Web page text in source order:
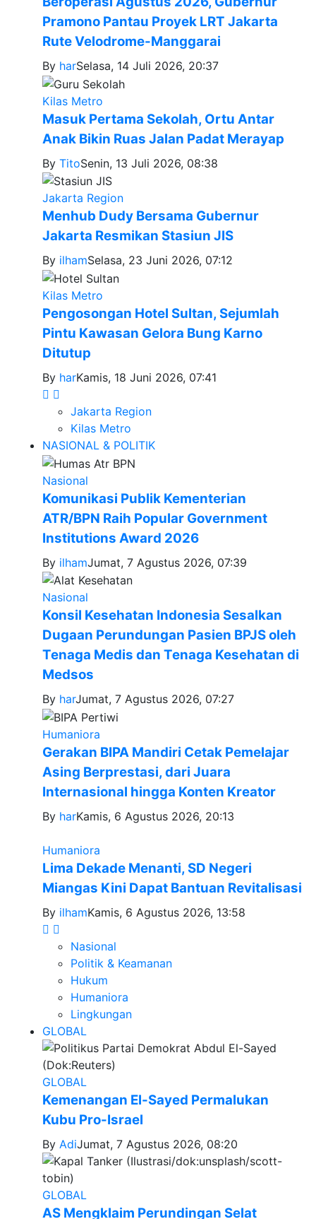
Pramono Pantau Proyek LRT Jakarta
Rute Velodrome-Manggarai
By harSelasa, 14 Juli 2026, 20:37
Kilas Metro
Masuk Pertama Sekolah, Ortu Antar
Anak Bikin Ruas Jalan Padat Merayap
By TitoSenin, 13 Juli 2026, 08:38
Jakarta Region
Menhub Dudy Bersama Gubernur
Jakarta Resmikan Stasiun JIS
By ilhamSelasa, 23 Juni 2026, 07:12
Kilas Metro
Pengosongan Hotel Sultan, Sejumlah
Pintu Kawasan Gelora Bung Karno
Ditutup
By harKamis, 18 Juni 2026, 07:41
Jakarta Region
Kilas Metro
NASIONAL & POLITIK
Nasional
Komunikasi Publik Kementerian
ATR/BPN Raih Popular Government
Institutions Award 2026
By ilhamJumat, 7 Agustus 2026, 07:39
Nasional
Konsil Kesehatan Indonesia Sesalkan
Dugaan Perundungan Pasien BPJS oleh
Tenaga Medis dan Tenaga Kesehatan di
Medsos
By harJumat, 7 Agustus 2026, 07:27
Humaniora
Gerakan BIPA Mandiri Cetak Pemelajar
Asing Berprestasi, dari Juara
Internasional hingga Konten Kreator
By harKamis, 6 Agustus 2026, 20:13
Humaniora
Lima Dekade Menanti, SD Negeri
Miangas Kini Dapat Bantuan Revitalisasi
By ilhamKamis, 6 Agustus 2026, 13:58
Nasional
Politik & Keamanan
Hukum
Humaniora
Lingkungan
GLOBAL
GLOBAL
Kemenangan El-Sayed Permalukan
Kubu Pro-Israel
By AdiJumat, 7 Agustus 2026, 08:20
GLOBAL
AS Mengklaim Perundingan Selat